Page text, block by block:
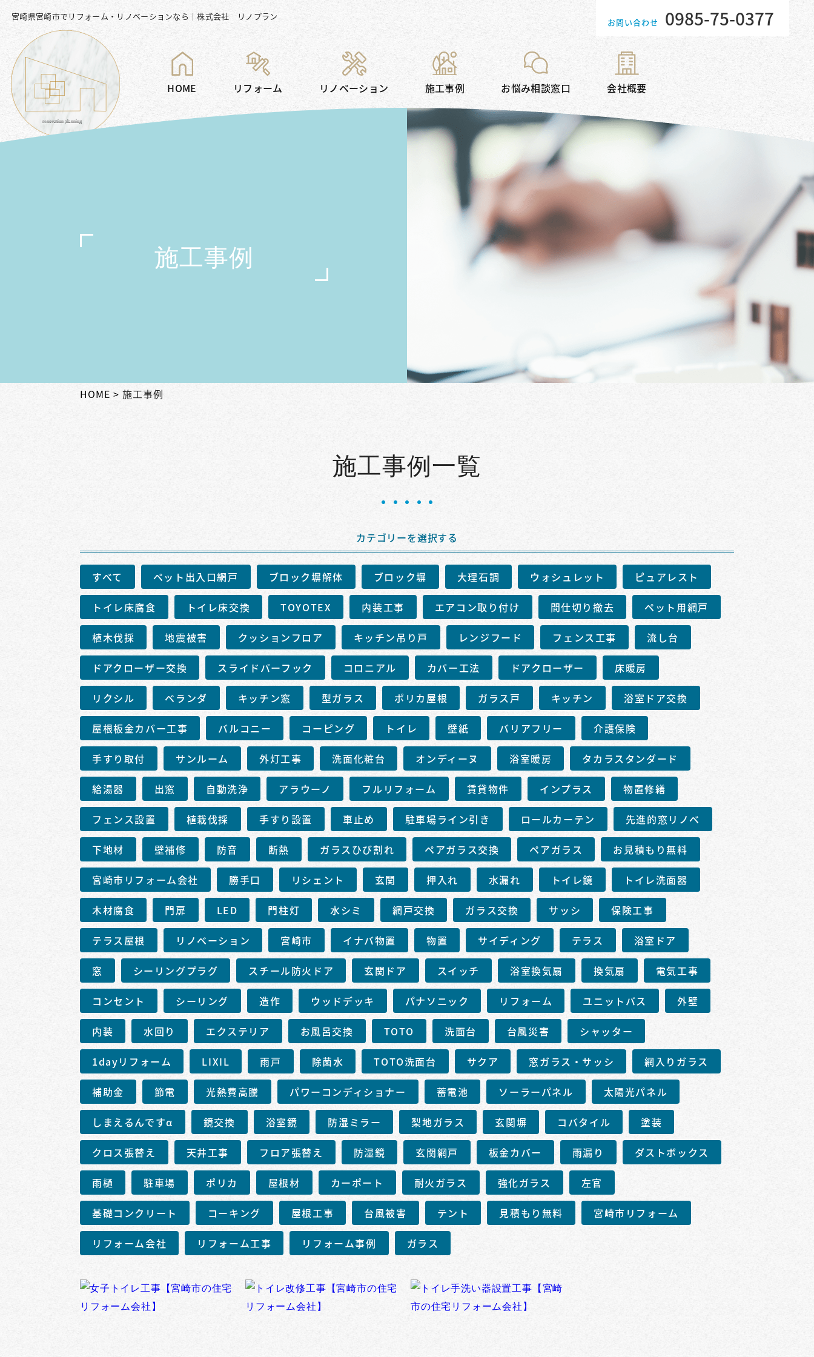
宮崎県宮崎市でリフォーム・リノベーションなら｜株式会社 リノプラン
お問い合わせ 0985-75-0377
HOME リフォーム リノベーション 施工事例 お悩み相談窓口 会社概要
施工事例
HOME 施工事例
施工事例一覧
カテゴリーを選択する
すべて ペット出入口網戸 ブロック塀解体 ブロック塀 大理石調 ウォシュレット ピュアレスト
トイレ床腐食 トイレ床交換 TOYOTEX 内装工事 エアコン取り付け 間仕切り撤去 ペット用網戸
植木伐採 地震被害 クッションフロア キッチン吊り戸 レンジフード フェンス工事 流し台
ドアクローザー交換 スライドバーフック コロニアル カバー工法 ドアクローザー 床暖房
リクシル ベランダ キッチン窓 型ガラス ポリカ屋根 ガラス戸 キッチン 浴室ドア交換
屋根板金カバー工事 バルコニー コーピング トイレ 壁紙 バリアフリー 介護保険
手すり取付 サンルーム 外灯工事 洗面化粧台 オンディーヌ 浴室暖房 タカラスタンダード
給湯器 出窓 自動洗浄 アラウーノ フルリフォーム 賃貸物件 インプラス 物置修繕
フェンス設置 植栽伐採 手すり設置 車止め 駐車場ライン引き ロールカーテン 先進的窓リノベ
下地材 壁補修 防音 断熱 ガラスひび割れ ペアガラス交換 ペアガラス お見積もり無料
宮崎市リフォーム会社 勝手口 リシェント 玄関 押入れ 水漏れ トイレ鏡 トイレ洗面器
木材腐食 門扉 LED 門柱灯 水シミ 網戸交換 ガラス交換 サッシ 保険工事
テラス屋根 リノベーション 宮崎市 イナバ物置 物置 サイディング テラス 浴室ドア
窓 シーリングプラグ スチール防火ドア 玄関ドア スイッチ 浴室換気扇 換気扇 電気工事
コンセント シーリング 造作 ウッドデッキ パナソニック リフォーム ユニットバス 外壁
内装 水回り エクステリア お風呂交換 TOTO 洗面台 台風災害 シャッター
1dayリフォーム LIXIL 雨戸 除菌水 TOTO洗面台 サクア 窓ガラス・サッシ 網入りガラス
補助金 節電 光熱費高騰 パワーコンディショナー 蓄電池 ソーラーパネル 太陽光パネル
しまえるんですα 鏡交換 浴室鏡 防湿ミラー 梨地ガラス 玄関塀 コバタイル 塗装
クロス張替え 天井工事 フロア張替え 防湿鏡 玄関網戸 板金カバー 雨漏り ダストボックス
雨樋 駐車場 ポリカ 屋根材 カーポート 耐火ガラス 強化ガラス 左官
基礎コンクリート コーキング 屋根工事 台風被害 テント 見積もり無料 宮崎市リフォーム
リフォーム会社 リフォーム工事 リフォーム事例 ガラス